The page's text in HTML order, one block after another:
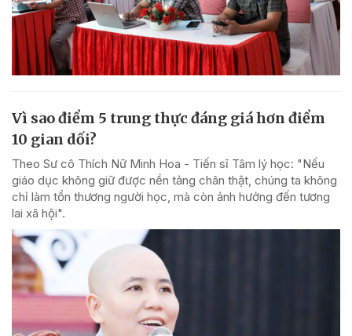
Vì sao điểm 5 trung thực đáng giá hơn điểm
10 gian dối?
Theo Sư cô Thích Nữ Minh Hoa - Tiến sĩ Tâm lý học: "Nếu
giáo dục không giữ được nền tảng chân thật, chúng ta không
chỉ làm tổn thương người học, mà còn ảnh hưởng đến tương
lai xã hội".